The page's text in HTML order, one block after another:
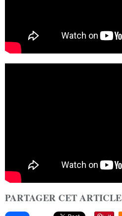
PARTAGER CET ARTICLE